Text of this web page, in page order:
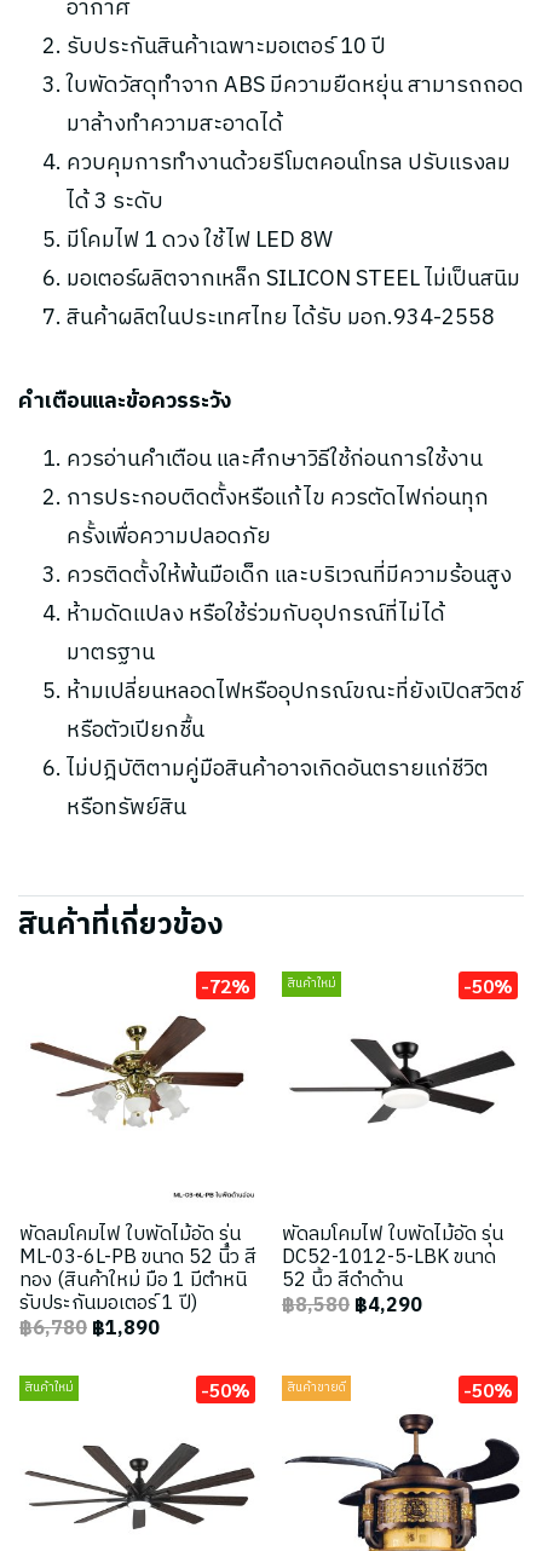
อากาศ
รับประกันสินค้าเฉพาะมอเตอร์ 10 ปี
ใบพัดวัสดุทำจาก ABS มีความยืดหยุ่น สามารถถอด
มาล้างทำความสะอาดได้
ควบคุมการทำงานด้วยรีโมตคอนโทรล ปรับแรงลม
ได้ 3 ระดับ
มีโคมไฟ 1 ดวง ใช้ไฟ LED 8W
มอเตอร์ผลิตจากเหล็ก SILICON STEEL ไม่เป็นสนิม
สินค้าผลิตในประเทศไทย ได้รับ มอก.934-2558
คำเตือนและข้อควรระวัง
ควรอ่านคำเตือน และศึกษาวิธีใช้ก่อนการใช้งาน
การประกอบติดตั้งหรือแก้ไข ควรตัดไฟก่อนทุก
ครั้งเพื่อความปลอดภัย
ควรติดตั้งให้พ้นมือเด็ก และบริเวณที่มีความร้อนสูง
ห้ามดัดแปลง หรือใช้ร่วมกับอุปกรณ์ที่ไม่ได้
มาตรฐาน
ห้ามเปลี่ยนหลอดไฟหรืออุปกรณ์ขณะที่ยังเปิดสวิตช์
หรือตัวเปียกชื้น
ไม่ปฎิบัติตามคู่มือสินค้าอาจเกิดอันตรายแก่ชีวิต
หรือทรัพย์สิน
สินค้าที่เกี่ยวข้อง
-72%
พัดลมโคมไฟ ใบพัดไม้อัด รุ่น
ML-03-6L-PB ขนาด 52 นิ้ว สี
ทอง (สินค้าใหม่ มือ 1 มีตำหนิ
รับประกันมอเตอร์ 1 ปี)
฿6,780฿1,890
สินค้าใหม่ -50%
พัดลมโคมไฟ ใบพัดไม้อัด รุ่น
DC52-1012-5-LBK ขนาด
52 นิ้ว สีดำด้าน
฿8,580฿4,290
สินค้าใหม่ -50% สินค้าขายดี -50%